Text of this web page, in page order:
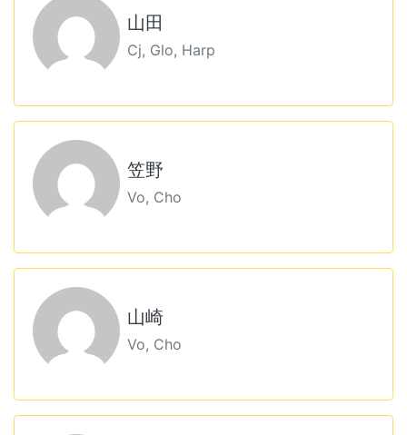
山田
Cj, Glo, Harp
笠野
Vo, Cho
山崎
Vo, Cho